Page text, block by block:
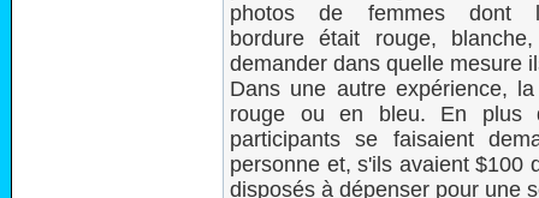
photos de femmes dont
bordure était rouge,
demander dans quelle mesure
Dans une autre expérience,
rouge ou en bleu. En plus
participants se faisaient
personne et, s'ils avaient $100
disposés à dépenser pour une